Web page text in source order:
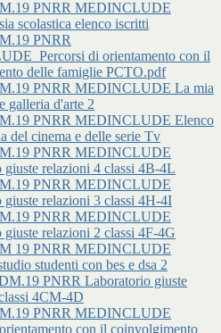
PNRR MEDINCLUDE
scolastica elenco iscritti
PNRR
di orientamento con il
delle famiglie PCTO.pdf
PNRR MEDINCLUDE La mia
galleria d'arte 2
PNRR MEDINCLUDE Elenco
del cinema e delle serie Tv
PNRR MEDINCLUDE
giuste relazioni 4 classi 4B-4L
PNRR MEDINCLUDE
giuste relazioni 3 classi 4H-4I
PNRR MEDINCLUDE
giuste relazioni 2 classi 4F-4G
19 PNRR MEDINCLUDE
studenti con bes e dsa 2
PNRR Laboratorio giuste
4CM-4D
PNRR MEDINCLUDE
con il coinvolgimento